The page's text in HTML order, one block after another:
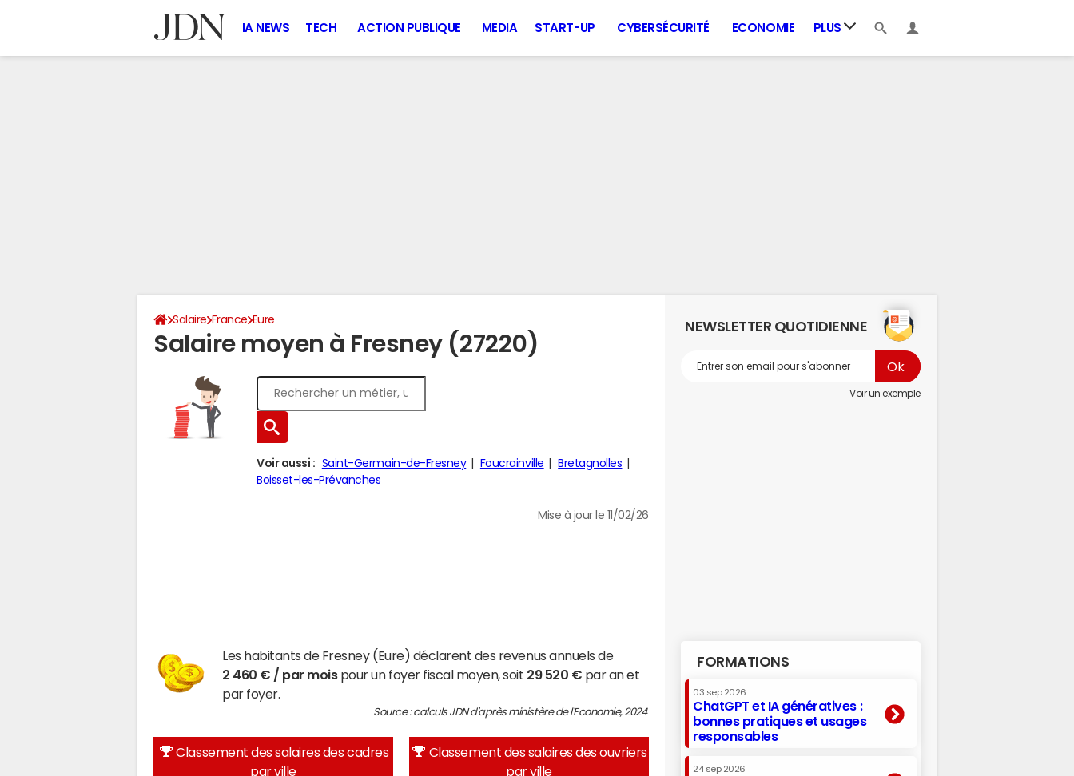
IA NEWS TECH ACTION PUBLIQUE MEDIA START-UP CYBERSÉCURITÉ ECONOMIE PLUS
Salaire France Eure
Salaire moyen à Fresney (27220)
Voir aussi : Saint-Germain-de-Fresney Foucrainville
Bretagnolles
Boisset-les-Prévanches
Mise à jour le 11/02/26
Les habitants de Fresney (Eure) déclarent des revenus annuels de
2 460 € / par moispour un foyer fiscal moyen, soit 29 520 € par an et
par foyer.
Source : calculs JDN d'après ministère de l'Economie, 2024
Classement des salaires des cadres
par ville
Classement des salaires des ouvriers
par ville
NEWSLETTER QUOTIDIENNE
Voir un exemple
FORMATIONS
03 sep 2026
ChatGPT et IA génératives :
bonnes pratiques et usages
responsables
24 sep 2026